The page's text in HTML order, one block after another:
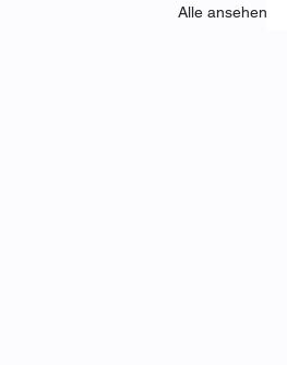
Alle ansehen